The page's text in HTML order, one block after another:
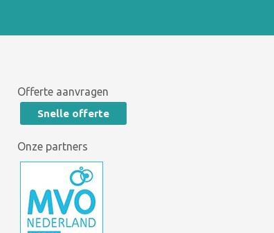
Offerte aanvragen
Snelle offerte
Onze partners